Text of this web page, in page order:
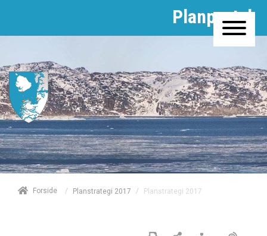
Planportal
Forside / Planstrategi 2017 / Planstrategi 2017